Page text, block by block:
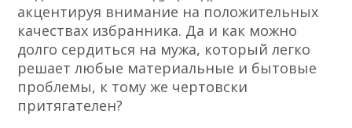
акцентируя внимание на положительных
качествах избранника. Да и как можно
долго сердиться на мужа, который легко
решает любые материальные и бытовые
проблемы, к тому же чертовски
притягателен?